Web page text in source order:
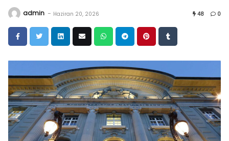
admin - Haziran 20, 2026 48 0